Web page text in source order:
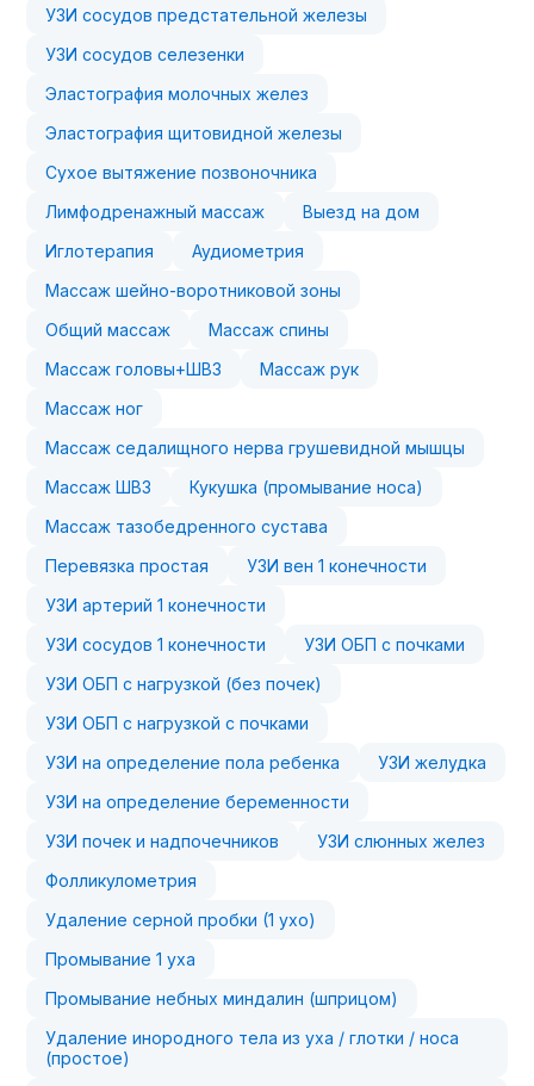
УЗИ сосудов предстательной железы
УЗИ сосудов селезенки
Эластография молочных желез
Эластография щитовидной железы
Сухое вытяжение позвоночника
Лимфодренажный массаж
Выезд на дом
Иглотерапия
Аудиометрия
Массаж шейно-воротниковой зоны
Общий массаж
Массаж спины
Массаж головы+ШВЗ
Массаж рук
Массаж ног
Массаж седалищного нерва грушевидной мышцы
Массаж ШВЗ
Кукушка (промывание носа)
Массаж тазобедренного сустава
Перевязка простая
УЗИ вен 1 конечности
УЗИ артерий 1 конечности
УЗИ сосудов 1 конечности
УЗИ ОБП с почками
УЗИ ОБП с нагрузкой (без почек)
УЗИ ОБП с нагрузкой с почками
УЗИ на определение пола ребенка
УЗИ желудка
УЗИ на определение беременности
УЗИ почек и надпочечников
УЗИ слюнных желез
Фолликулометрия
Удаление серной пробки (1 ухо)
Промывание 1 уха
Промывание небных миндалин (шприцом)
Удаление инородного тела из уха / глотки / носа
(простое)